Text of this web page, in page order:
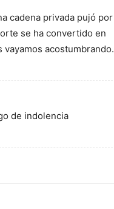
cadena privada pujó por
se ha convertido en
acostumbrando.
de indolencia